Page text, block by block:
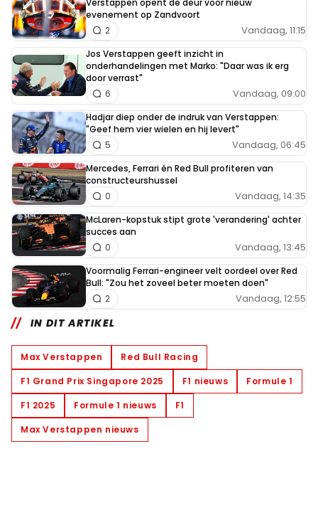
evenement op Zandvoort
Vandaag, 11:15
2
Jos Verstappen geeft inzicht in
onderhandelingen met Marko: "Daar was ik erg
door verrast"
Vandaag, 09:00
6
Hadjar diep onder de indruk van Verstappen:
"Geef hem vier wielen en hij levert"
Vandaag, 06:45
5
Mercedes, Ferrari én Red Bull profiteren van
constructeurshussel
Vandaag, 14:35
0
McLaren-kopstuk stipt grote 'verandering' achter
succes aan
Vandaag, 13:45
0
Voormalig Ferrari-engineer velt oordeel over Red
Bull: "Zou het zoveel beter moeten doen"
Vandaag, 12:55
2
IN DIT ARTIKEL
Max Verstappen
Red Bull Racing
F1 Grand Prix Singapore 2025
F1 nieuws
Formule 1
F1 2025
Formule 1 nieuws
F1
Max Verstappen nieuws